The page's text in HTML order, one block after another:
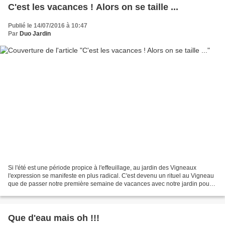
C'est les vacances ! Alors on se taille ...
Publié le 14/07/2016 à 10:47
Par Duo Jardin
Si l'été est une période propice à l'effeuillage, au jardin des Vigneaux
l'expression se manifeste en plus radical. C'est devenu un rituel au Vigneau
que de passer notre première semaine de vacances avec notre jardin pour
Que d'eau mais oh !!!